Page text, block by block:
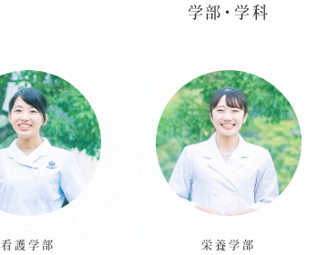
学部・学科
看護学部 栄養学部